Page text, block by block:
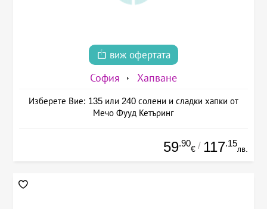
виж офертата
София Хапване
Изберете Вие: 135 или 240 солени и сладки хапки от
Мечо Фууд Кетъринг
59.90
€ / 117.15
лв.